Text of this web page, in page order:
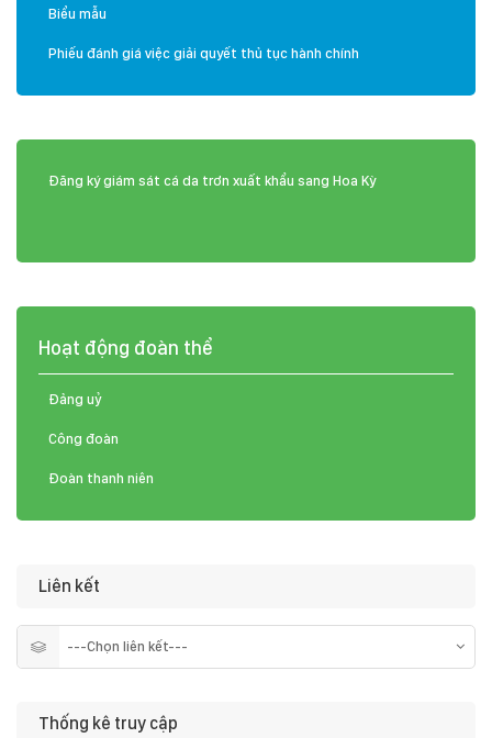
Biểu mẫu
Phiếu đánh giá việc giải quyết thủ tục hành chính
Đăng ký giám sát cá da trơn xuất khẩu sang Hoa Kỳ
Hoạt động đoàn thể
Đảng uỷ
Công đoàn
Đoàn thanh niên
Liên kết
Thống kê truy cập